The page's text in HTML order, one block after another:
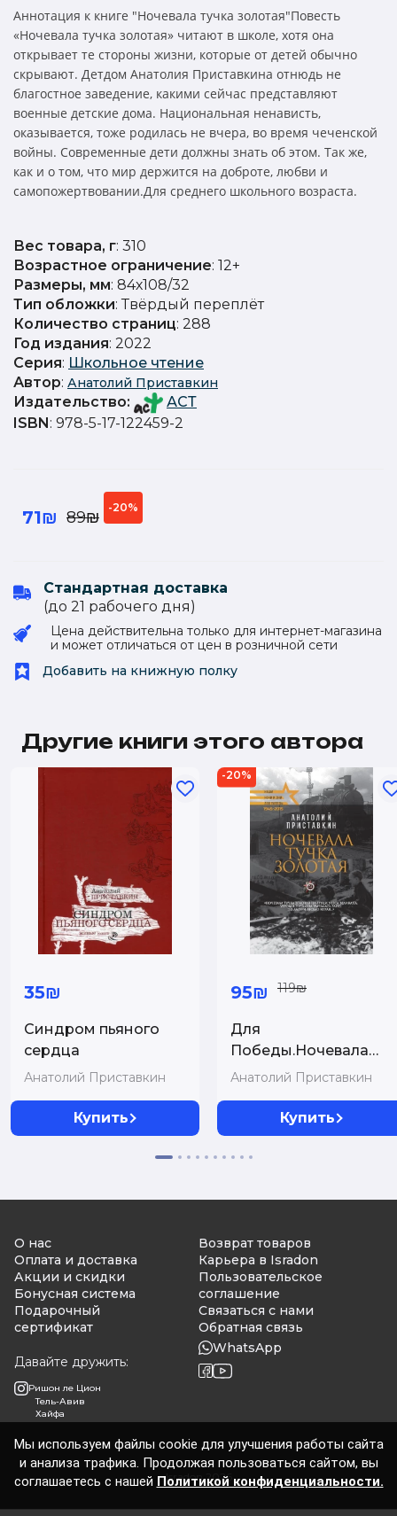
Аннотация к книге "Ночевала тучка золотая"Повесть
«Ночевала тучка золотая» читают в школе, хотя она
открывает те стороны жизни, которые от детей обычно
скрывают. Детдом Анатолия Приставкина отнюдь не
благостное заведение, какими сейчас представляют
военные детские дома. Национальная ненависть,
оказывается, тоже родилась не вчера, во время чеченской
войны. Современные дети должны знать об этом. Так же,
как и о том, что мир держится на доброте, любви и
самопожертвовании.Для среднего школьного возраста.
Вес товара, г: 310
Возрастное ограничение: 12+
Размеры, мм: 84х108/32
Тип обложки: Твёрдый переплёт
Количество страниц: 288
Год издания: 2022
Серия: Школьное чтение
Автор: Анатолий Приставкин
Издательство:
АСТ
ISBN: 978-5-17-122459-2
71₪ 89₪
-20%
Стандартная доставка
(до 21 рабочего дня)
Цена действительна только для интернет-магазина
и может отличаться от цен в розничной сети
Добавить на книжную полку
Другие книги этого автора
35₪
Синдром пьяного
сердца
Анатолий Приставкин
Купить
-20%
95₪ 119₪
Для
Победы.Ночевала
тучка золотая
Анатолий Приставкин
Купить
О нас
Оплата и доставка
Акции и скидки
Бонусная система
Подарочный
сертификат
Давайте дружить:
Ришон ле Цион
Тель-Авив
Хайфа
Возврат товаров
Карьера в Isradon
Пользовательское
соглашение
Связаться с нами
Обратная связь
WhatsApp
Isradon 2026
Мы используем файлы cookie для улучшения работы сайта
и анализа трафика. Продолжая пользоваться сайтом, вы
соглашаетесь с нашей Политикой конфиденциальности.